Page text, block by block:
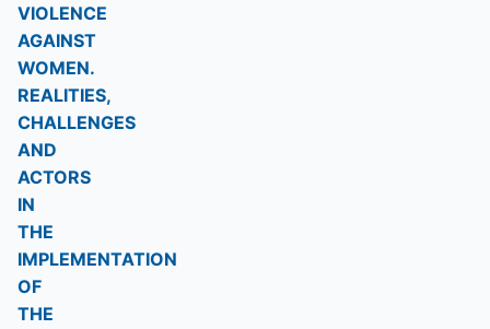
VIOLENCE
AGAINST
WOMEN.
REALITIES,
CHALLENGES
AND
ACTORS
IN
THE
IMPLEMENTATION
OF
THE